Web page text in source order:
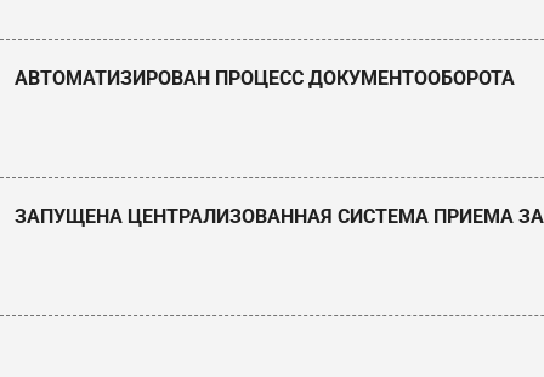
АВТОМАТИЗИРОВАН ПРОЦЕСС ДОКУМЕНТООБОРОТА
ЗАПУЩЕНА ЦЕНТРАЛИЗОВАННАЯ СИСТЕМА ПРИЕМА